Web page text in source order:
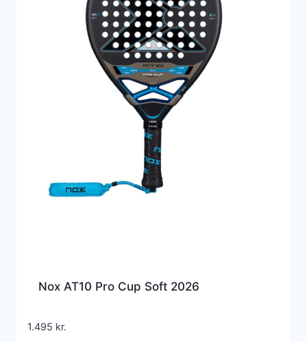
Nox AT10 Pro Cup Soft 2026
1.495 kr.